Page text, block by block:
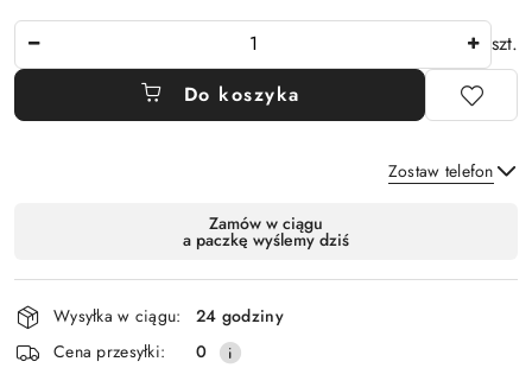
szt.
Do koszyka
Zostaw telefon
Wyślij
dostawa
Zamów w ciągu
a paczkę wyślemy dziś
Wysyłka w ciągu:
24 godziny
Cena przesyłki:
0